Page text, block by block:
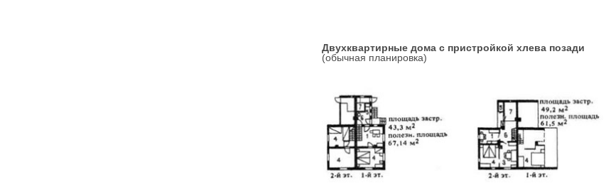
Двухквартирные дома с пристройкой хлева позади
(обычная планировка)